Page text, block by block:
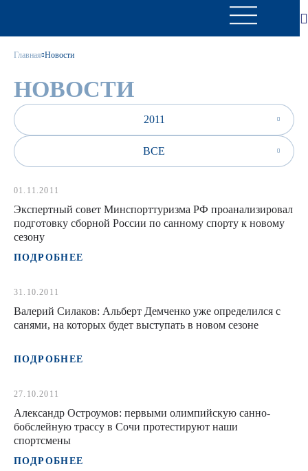
Главная Новости
НОВОСТИ
2011
ВСЕ
01.11.2011
Экспертный совет Минспорттуризма РФ проанализировал
подготовку сборной России по санному спорту к новому
сезону
ПОДРОБНЕЕ
31.10.2011
Валерий Силаков: Альберт Демченко уже определился с
санями, на которых будет выступать в новом сезоне
ПОДРОБНЕЕ
27.10.2011
Александр Остроумов: первыми олимпийскую санно-
бобслейную трассу в Сочи протестируют наши
спортсмены
ПОДРОБНЕЕ